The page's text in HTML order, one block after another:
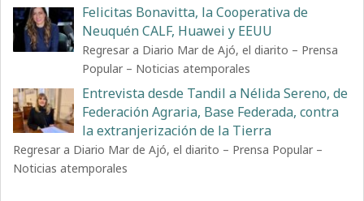
Felicitas Bonavitta, la Cooperativa de
Neuquén CALF, Huawei y EEUU
Regresar a Diario Mar de Ajó, el diarito – Prensa
Popular – Noticias atemporales
Entrevista desde Tandil a Nélida Sereno, de
Federación Agraria, Base Federada, contra
la extranjerización de la Tierra
Regresar a Diario Mar de Ajó, el diarito – Prensa Popular –
Noticias atemporales